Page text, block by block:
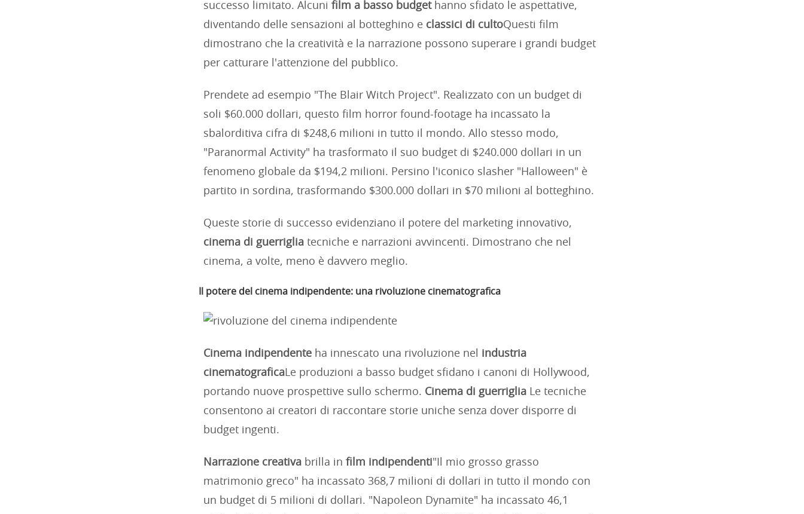
successo limitato. Alcuni film a basso budgethanno sfidato le aspettative,
diventando delle sensazioni al botteghino e classici di cultoQuesti film
dimostrano che la creatività e la narrazione possono superare i grandi budget
per catturare l'attenzione del pubblico.
Prendete ad esempio "The Blair Witch Project". Realizzato con un budget di
soli $60.000 dollari, questo film horror found-footage ha incassato la
sbalorditiva cifra di $248,6 milioni in tutto il mondo. Allo stesso modo,
"Paranormal Activity" ha trasformato il suo budget di $240.000 dollari in un
fenomeno globale da $194,2 milioni. Persino l'iconico slasher "Halloween" è
partito in sordina, trasformando $300.000 dollari in $70 milioni al botteghino.
Queste storie di successo evidenziano il potere del marketing innovativo,
cinema di guerriglia tecniche e narrazioni avvincenti. Dimostrano che nel
cinema, a volte, meno è davvero meglio.
Il potere del cinema indipendente: una rivoluzione cinematografica
Cinema indipendente ha innescato una rivoluzione nel
industria
cinematograficaLe produzioni a basso budget sfidano i canoni di Hollywood,
portando nuove prospettive sullo schermo. Cinema di guerriglia Le tecniche
consentono ai creatori di raccontare storie uniche senza dover disporre di
budget ingenti.
Narrazione creativa brilla in film indipendenti"Il mio grosso grasso
matrimonio greco" ha incassato 368,7 milioni di dollari in tutto il mondo con
un budget di 5 milioni di dollari. "Napoleon Dynamite" ha incassato 46,1